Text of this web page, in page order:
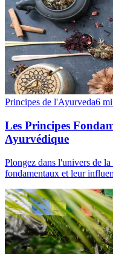
Principes de l'Ayurveda6
Les Principes
Ayurvédique
Plongez dans l'univers de
fondamentaux et leur